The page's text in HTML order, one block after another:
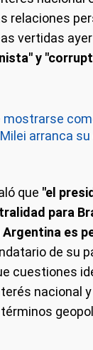
relaciones
vertidas ayer
y
mostrarse
arranca
que "el
para
es
de su
cuestiones
nacional